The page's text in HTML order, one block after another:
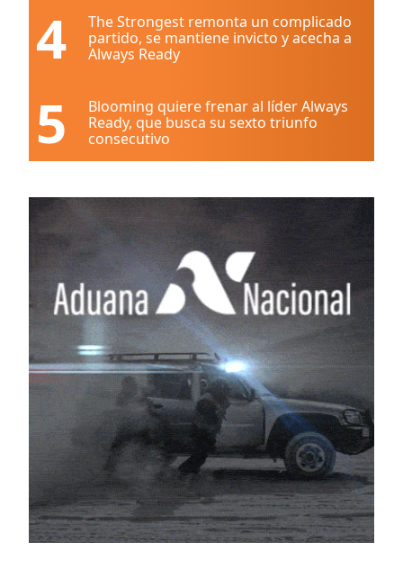
4
The Strongest remonta un complicado
partido, se mantiene invicto y acecha a
Always Ready
5
Blooming quiere frenar al líder Always
Ready, que busca su sexto triunfo
consecutivo